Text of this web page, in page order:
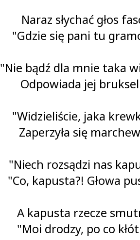
Naraz słychać głos
"Gdzie się pani tu
"Nie bądź dla mnie taka
Odpowiada jej
"Widzieliście, jaka
Zaperzyła się
"Niech rozsądzi nas
"Co, kapusta?! Głowa
A kapusta rzecze
"Moi drodzy, po co